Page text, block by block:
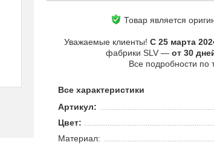
Товар является
Уважаемые клиенты! С 25 марта
фабрики SLV — от 30
Все подробности
Все характеристики
Артикул:
Цвет:
Материал: